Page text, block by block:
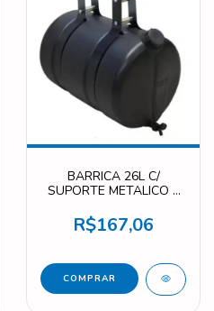
BARRICA 26L C/
SUPORTE METALICO E
R$167,06